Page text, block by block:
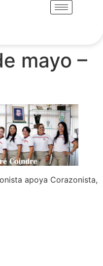
mayo –
apoya Corazonista,